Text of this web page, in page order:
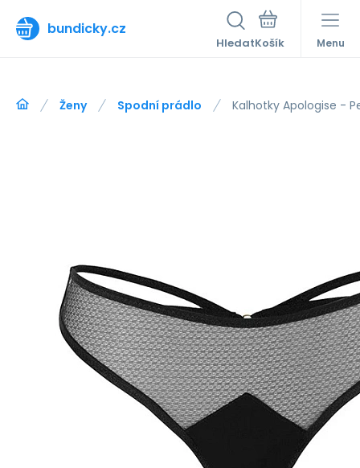
bundicky.cz
Hledat Menu
Ženy Spodní prádlo Kalhotky Apologise -